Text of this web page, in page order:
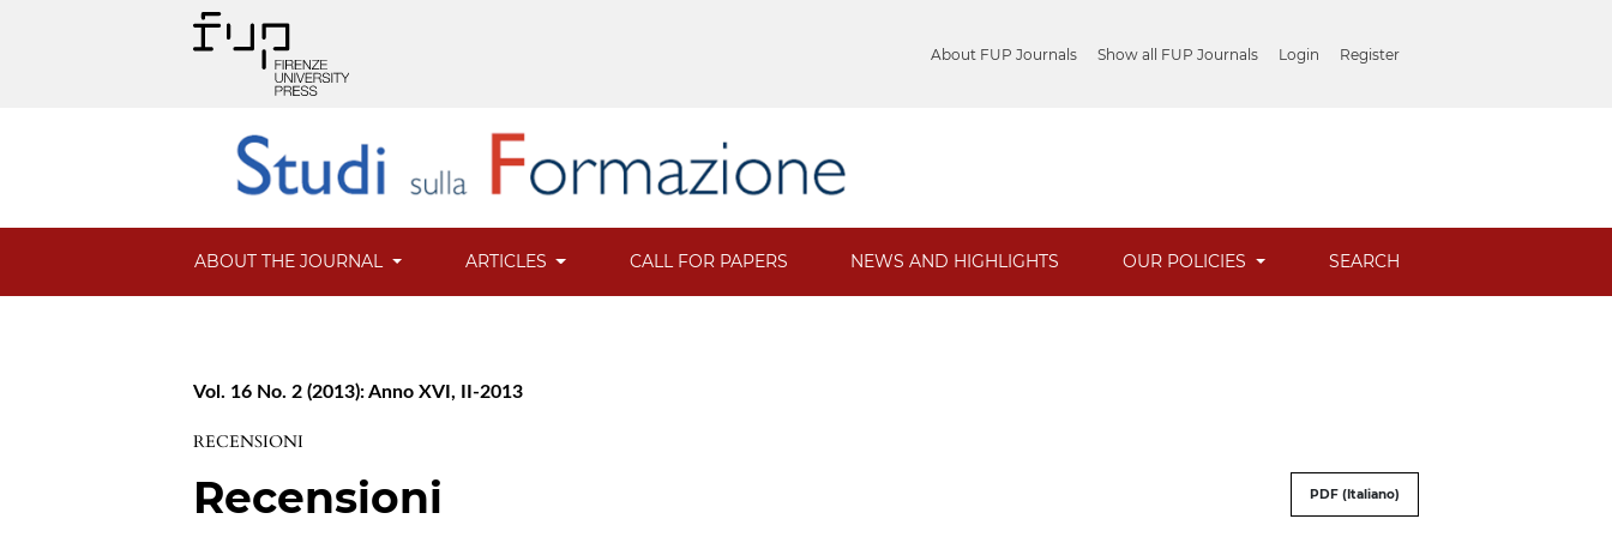
About FUP Journals Show all FUP Journals Login Register
ABOUT THE JOURNAL ARTICLES CALL FOR PAPERS NEWS AND HIGHLIGHTS OUR POLICIES SEARCH
Vol. 16 No. 2 (2013): Anno XVI, II-2013
RECENSIONI
Recensioni PDF (Italiano)